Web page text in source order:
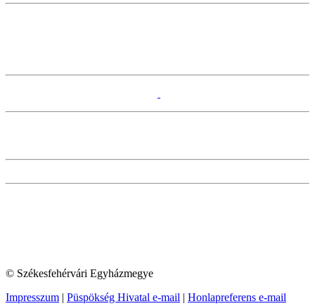
© Székesfehérvári Egyházmegye
Impresszum | Püspökség Hivatal e-mail | Honlapreferens e-mail